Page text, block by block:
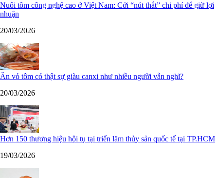
Nuôi tôm công nghệ cao ở Việt Nam: Cởi “nút thắt” chi phí để giữ lợi
nhuận
20/03/2026
Ăn vỏ tôm có thật sự giàu canxi như nhiều người vẫn nghĩ?
20/03/2026
Hơn 150 thương hiệu hội tụ tại triển lãm thủy sản quốc tế tại TP.HCM
19/03/2026